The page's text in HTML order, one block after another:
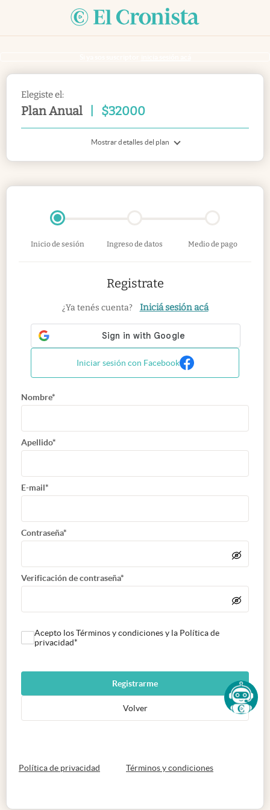
Elegiste el:
Plan Anual $32000
Mostrar detalles del plan
Inicio de sesión Ingreso de datos Medio de pago
Registrate
¿Ya tenés cuenta? Iniciá sesión acá
Iniciar sesión con Facebook
Nombre*
Apellido*
E-mail*
Contraseña*
Verificación de contraseña*
Acepto los Términos y condiciones y la Política de
privacidad*
Registrarme
Volver
Política de privacidad abre en nueva pestaña
Términos y condicionesabre en nueva